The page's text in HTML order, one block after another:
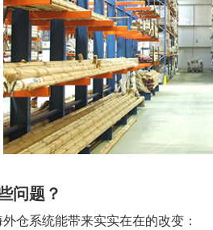
问题？
仓系统能带来实实在在的改变：